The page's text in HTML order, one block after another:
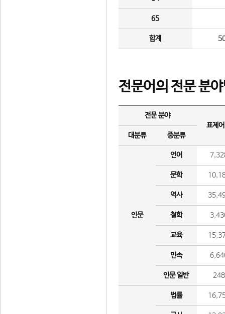
65
합계
전문어의 전문 분
전문 분야
표제
대분류
중분류
인문
언어
문학
역사
철학
교육
민속
인문 일반 248
법률